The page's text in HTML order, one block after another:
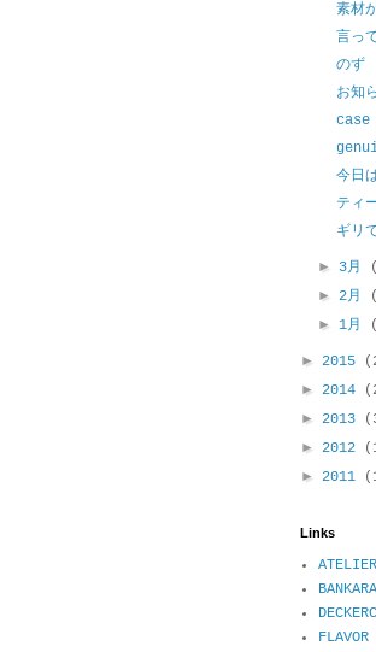
素材
言っ
のず
お知
case
今日
ティ
ギリ
► 3月
►2月
►1月
► 2015
► 2014
► 2013
► 2012
► 2011
Links
BANKARA
FLAVOR